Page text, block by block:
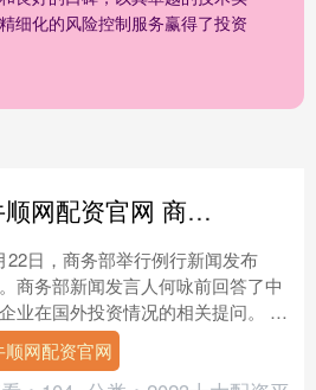
细化的风险控制服务赢得了投资
牛顺网配资官网 商务部谈出海：支持企业开展国际化经营 深化数字经济等新兴领域合作
22日，商务部举行例行新闻发布
商务部新闻发言人何咏前回答了中
业在国外投资情况的相关提问。 她
，2025年，在高质量共建“一带一
的引领下，中国....
顺网配资官网